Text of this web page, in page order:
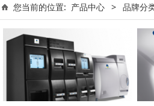
您当前的位置: 产品中心 > 品牌分